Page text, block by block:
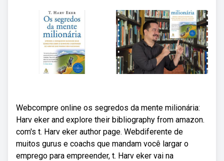
Webcompre online os segredos da mente milionária:
Harv eker and explore their bibliography from amazon.
com's t. Harv eker author page. Webdiferente de
muitos gurus e coachs que mandam você largar o
emprego para empreender, t. Harv eker vai na